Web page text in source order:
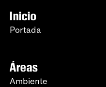
Inicio
Portada
Áreas
Ambiente